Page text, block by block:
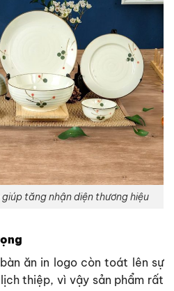
tăng nhận diện thương hiệu
ăn in logo còn toát lên sự
thiệp, vì vậy sản phẩm rất